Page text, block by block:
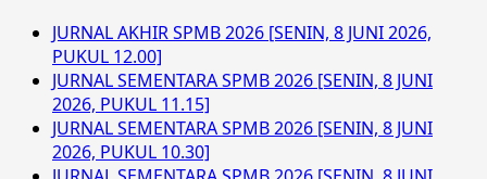
JURNAL AKHIR SPMB 2026 [SENIN, 8 JUNI 2026,
PUKUL 12.00]
JURNAL SEMENTARA SPMB 2026 [SENIN, 8 JUNI
2026, PUKUL 11.15]
JURNAL SEMENTARA SPMB 2026 [SENIN, 8 JUNI
2026, PUKUL 10.30]